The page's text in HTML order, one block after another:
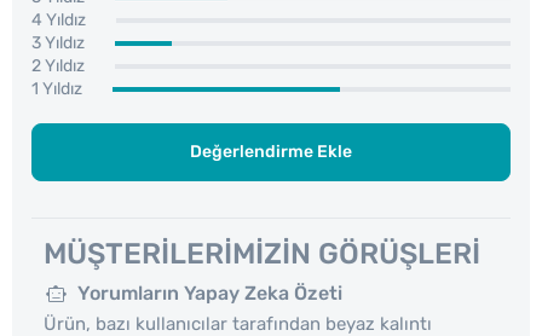
4 Yıldız
3 Yıldız
2 Yıldız
1 Yıldız
Değerlendirme Ekle
MÜŞTERILERIMIZIN GÖRÜŞLERI
Yorumların Yapay Zeka Özeti
Ürün, bazı kullanıcılar tarafından beyaz kalıntı